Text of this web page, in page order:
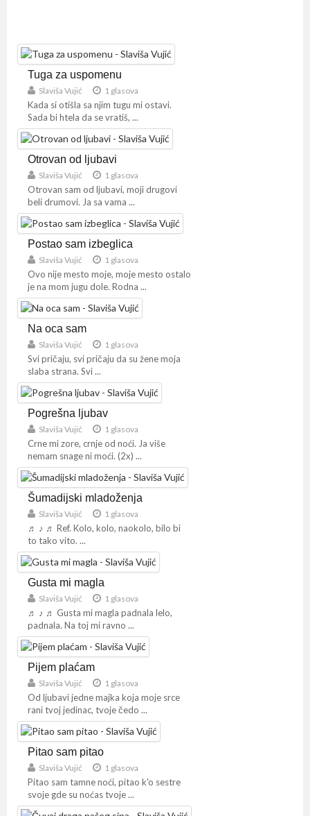
Tuga za uspomenu
Slaviša Vujić 1 glasova
Kada si otišla sa njim tugu mi ostavi.
Sada bi htela da se vratiš, ...
Otrovan od ljubavi
Slaviša Vujić 1 glasova
Otrovan sam od ljubavi, moji drugovi
beli drumovi. Ja sa vama ...
Postao sam izbeglica
Slaviša Vujić 1 glasova
Ovo nije mesto moje, moje mesto ostalo
je na mom jugu dole. Rodna ...
Na oca sam
Slaviša Vujić 1 glasova
Svi pričaju, svi pričaju da su žene moja
slaba strana. Svi ...
Pogrešna ljubav
Slaviša Vujić 1 glasova
Crne mi zore, crnje od noći. Ja više
nemam snage ni moći. (2x) ...
Šumadijski mladoženja
Slaviša Vujić 1 glasova
♬ ♪ ♬ Ref. Kolo, kolo, naokolo, bilo bi
to tako vito. ...
Gusta mi magla
Slaviša Vujić 1 glasova
♬ ♪ ♬ Gusta mi magla padnala lelo,
padnala. Na toj mi ravno ...
Pijem plaćam
Slaviša Vujić 1 glasova
Od ljubavi jedne majka koja moje srce
rani tvoj jedinac, tvoje čedo ...
Pitao sam pitao
Slaviša Vujić 1 glasova
Pitao sam tamne noći, pitao k'o sestre
svoje gde su noćas tvoje ...